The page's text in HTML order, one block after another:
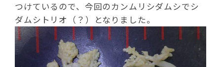
つけているので、今回のカンムリシダムシでシ
ダムシトリオ（？）となりました。